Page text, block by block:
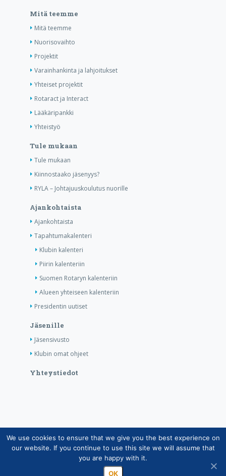
Mitä teemme
Mitä teemme
Nuorisovaihto
Projektit
Varainhankinta ja lahjoitukset
Yhteiset projektit
Rotaract ja Interact
Lääkäripankki
Yhteistyö
Tule mukaan
Tule mukaan
Kiinnostaako jäsenyys?
RYLA – Johtajuuskoulutus nuorille
Ajankohtaista
Ajankohtaista
Tapahtumakalenteri
Klubin kalenteri
Piirin kalenteriin
Suomen Rotaryn kalenteriin
Alueen yhteiseen kalenteriin
Presidentin uutiset
Jäsenille
Jäsensivusto
Klubin omat ohjeet
Yhteystiedot
Copyright © Suomen Rotarypalvelu ry 2026 |
Jäsentietojärjestelmän tietosuojaseloste|Henkilötietojen
käsittely Rotarytoiminnassa
We use cookies to ensure that we give you the best experience on
our website. If you continue to use this site we will assume that
you are happy with it.
OK